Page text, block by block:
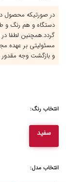
در صورتیکه محصول
دستگاه و هم رنگ و
گردد.همچنین لطفا
مسئولیتی بر عهده
و بازگشت وجه مقدور
انتخاب رنگ:
سفید
انتخاب مدل: